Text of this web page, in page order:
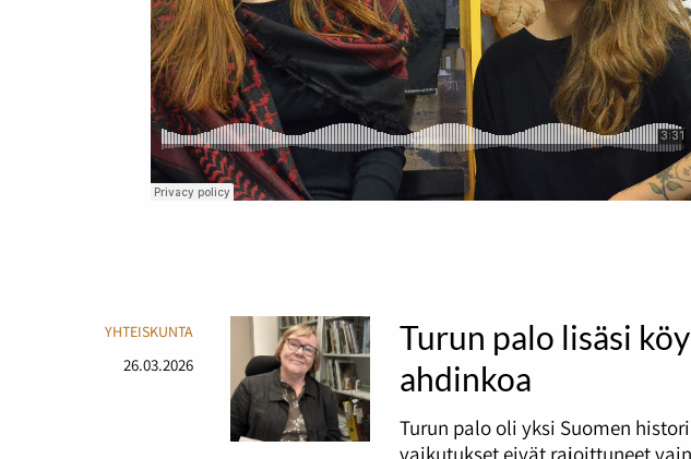
YHTEISKUNTA
26.03.2026
Turun palo lisäsi
ahdinkoa
Turun palo oli yksi Suomen
vaikutukset eivät rajoittuneet